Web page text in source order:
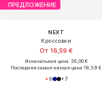
ПРЕДЛОЖЕНИЕ
NEXT
Кроссовки
От 16,59 €
Изначальная цена: 28,00 €
Последняя самая низкая цена:16,59 €
+7